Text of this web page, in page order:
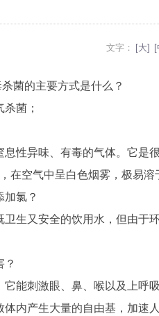
文字： [大]
菌的主要方式是什么？
菌；
性异味、有毒的气体。它是
在空气中呈白色烟雾，极易
加氯？
卫生又安全的饮用水，但由于
？
它能刺激眼、鼻、喉以及上呼
体内产生大量的自由基，加速